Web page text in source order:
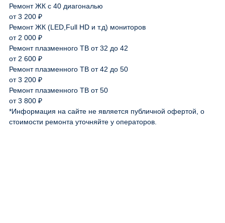
Ремонт ЖК с 40 диагональю
от 3 200 ₽
Ремонт ЖК (LED,Full HD и т.д) мониторов
от 2 000 ₽
Ремонт плазменного ТВ от 32 до 42
от 2 600 ₽
Ремонт плазменного ТВ от 42 до 50
от 3 200 ₽
Ремонт плазменного ТВ от 50
от 3 800 ₽
*Информация на сайте не является публичной офертой, о
стоимости ремонта уточняйте у операторов.